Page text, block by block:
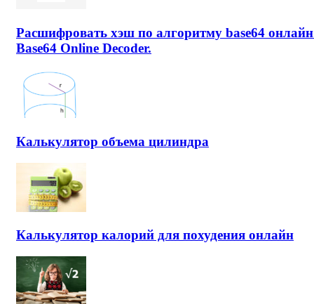
Расшифровать хэш по алгоритму base64
Base64 Online Decoder.
Калькулятор объема цилиндра
Калькулятор калорий для похудения онлайн